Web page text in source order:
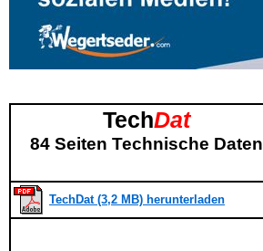
TechDat
84 Seiten Technische Daten
TechDat (3,2 MB) herunterladen